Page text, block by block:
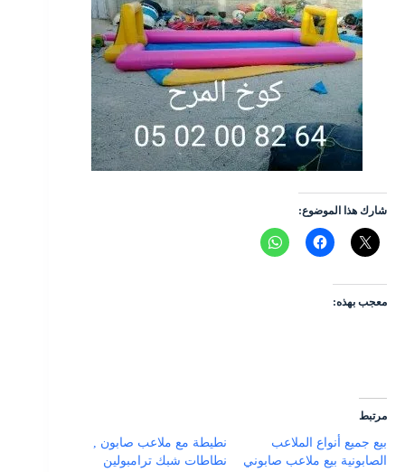
شارك هذا الموضوع:
معجب بهذه:
مرتبط
بيع جميع أنواع الملاعب
الصابونية بيع ملاعب صابوني
نطيطة مع ملاعب صابون ,
نطاطات شبك ترامبولين